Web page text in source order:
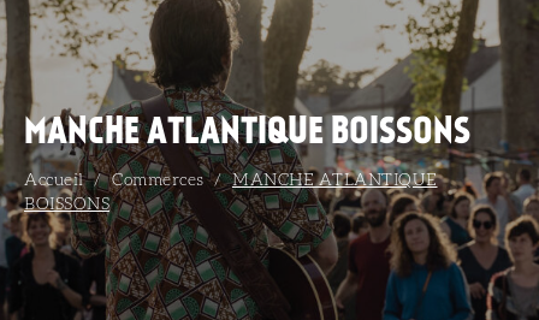
MANCHE ATLANTIQUE BOISSONS
Accueil / Commerces / MANCHE ATLANTIQUE
BOISSONS